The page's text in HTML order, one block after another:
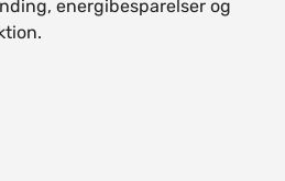
energibesparelser og